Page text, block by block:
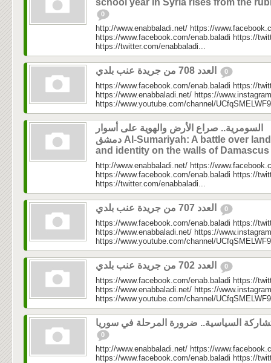
school year in Syria rises from the
0
http://www.enabbaladi.net/ https://
https://www.facebook.com/enab.baladi https://
https://twitter.com/enabbaladi...
0
https://www.facebook.com/enab.baladi https://
https://www.enabbaladi.net/ https://
https://www.youtube.com/channel/
السومرية.. صراع الأرض والهوية على أسوار
دمشق Al-Sumariyah: A battle over land
and identity on the walls of Damascus
http://www.enabbaladi.net/ https://
https://www.facebook.com/enab.baladi https://
https://twitter.com/enabbaladi...
0
https://www.facebook.com/enab.baladi https://
https://www.enabbaladi.net/ https://
https://www.youtube.com/channel/
0
https://www.facebook.com/enab.baladi https://
https://www.enabbaladi.net/ https://
https://www.youtube.com/channel/
السياسية.. ضرورة المرحلة في سوريا
0
http://www.enabbaladi.net/ https://
https://www.facebook.com/enab.baladi https://